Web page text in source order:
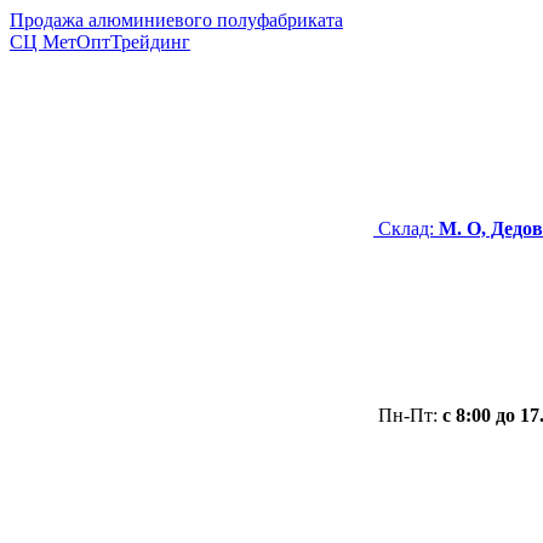
Продажа алюминиевого полуфабриката
СЦ МетОптТрейдинг
Склад: М. О,
Пн-Пт: с 8:00 до